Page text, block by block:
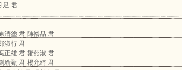
足 君
清塗 君 陳裕品 君
淑行 君
正雄 君 鄒燕淑 君
瑜甄 君 楊允綺 君